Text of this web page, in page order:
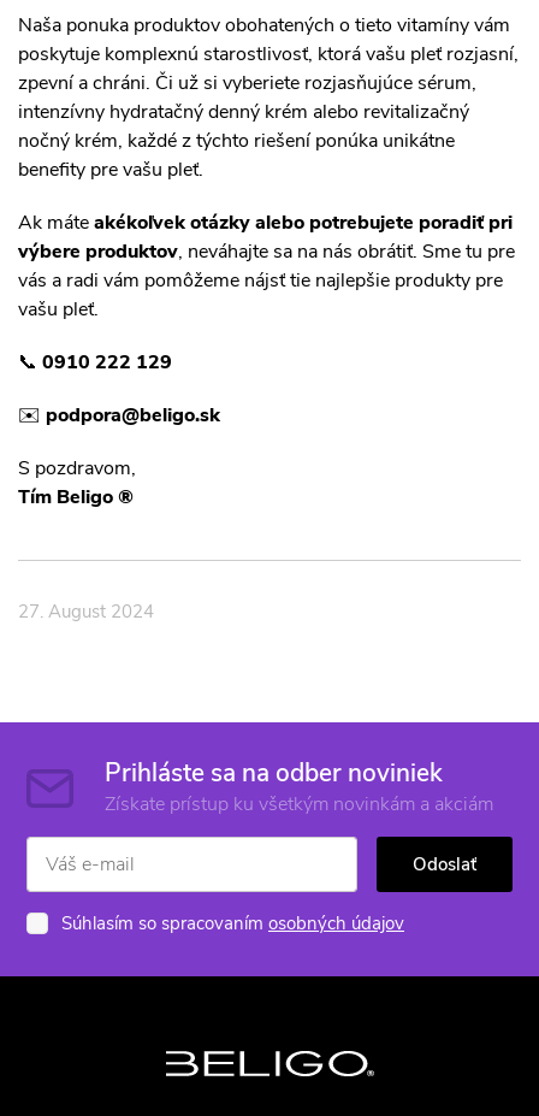
Naša ponuka produktov obohatených o tieto vitamíny vám
poskytuje komplexnú starostlivosť, ktorá vašu pleť rozjasní,
zpevní a chráni. Či už si vyberiete rozjasňujúce sérum,
intenzívny hydratačný denný krém alebo revitalizačný
nočný krém, každé z týchto riešení ponúka unikátne
benefity pre vašu pleť.
Ak máteakékoľvek otázky alebo potrebujete poradiť pri
výbere produktov, neváhajte sa na nás obrátiť. Sme tu pre
vás a radi vám pomôžeme nájsť tie najlepšie produkty pre
vašu pleť.
📞 0910 222 129
✉️ podpora@beligo.sk
S pozdravom,
Tím Beligo ®
27. August 2024
Prihláste sa na odber noviniek
Získate prístup ku všetkým novinkám a akciám
Odoslať
Súhlasím so spracovaním osobných údajov